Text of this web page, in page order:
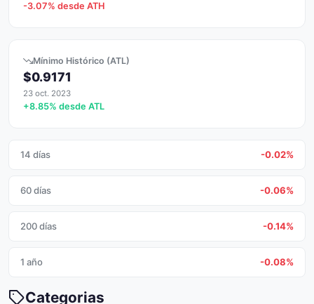
-3.07% desde ATH
Mínimo Histórico (ATL)
$0.9171
23 oct. 2023
+8.85% desde ATL
14 días -0.02%
60 días -0.06%
200 días -0.14%
1 año -0.08%
Categorias